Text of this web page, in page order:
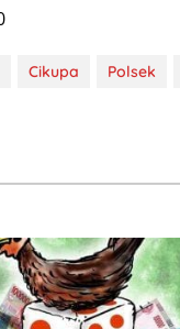
Cikupa Polsek